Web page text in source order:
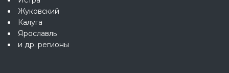
Жуковский
Калуга
Ярославль
и др. регионы